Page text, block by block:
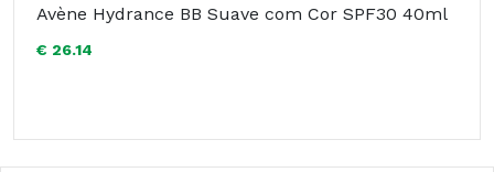
Avène Hydrance BB Suave com Cor SPF30 40ml
€ 26.14